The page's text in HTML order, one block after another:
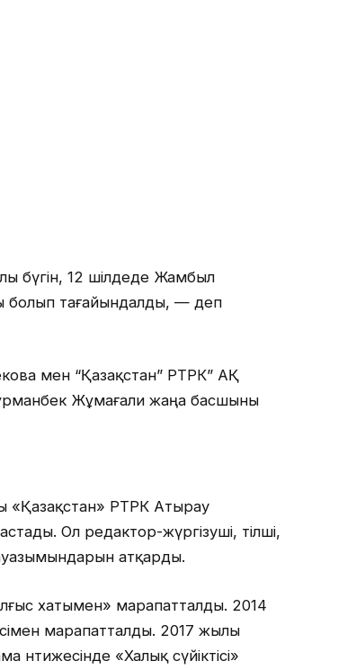
бүгін, 12 шілдеде Жамбыл
болып тағайындалды, — деп
мен “Қазақстан” РТРК” АҚ
Жұмағали жаңа басшыны
«Қазақстан» РТРК Атырау
Ол редактор-жүргізуші, тілші,
атқарды.
хатымен» марапатталды. 2014
марапатталды. 2017 жылы
нәтижесінде «Халық сүйіктісі»